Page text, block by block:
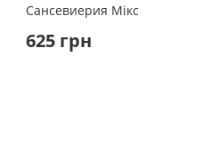
Сансевиерия Мікс
625 грн